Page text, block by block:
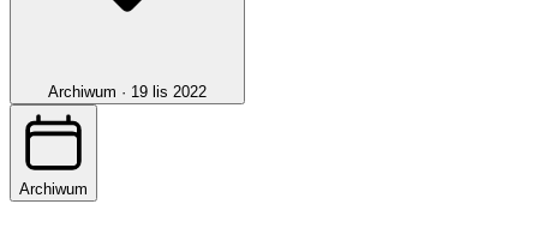
Archiwum · 19 lis 2022
Archiwum